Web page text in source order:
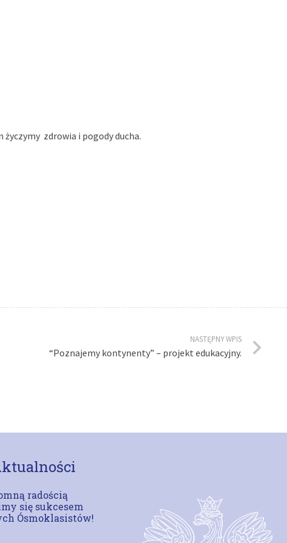
zdrowia i pogody ducha.
NASTĘPNY WPIS
“Poznajemy kontynenty” – projekt edukacyjny.
radością
się sukcesem
Ósmoklasistów!